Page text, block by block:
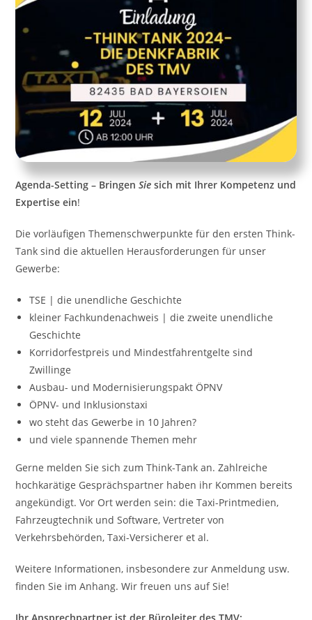
Agenda-Setting – BringenSiesich mit Ihrer Kompetenz und
Expertise ein!
Die vorläufigen Themenschwerpunkte für den ersten Think-
Tank sind die aktuellen Herausforderungen für unser
Gewerbe:
TSE | die unendliche Geschichte
kleiner Fachkundenachweis | die zweite unendliche
Geschichte
Korridorfestpreis und Mindestfahrentgelte sind
Zwillinge
Ausbau- und Modernisierungspakt ÖPNV
ÖPNV- und Inklusionstaxi
wo steht das Gewerbe in 10 Jahren?
und viele spannende Themen mehr
Gerne melden Sie sich zum Think-Tank an. Zahlreiche
hochkarätige Gesprächspartner haben ihr Kommen bereits
angekündigt. Vor Ort werden sein: die Taxi-Printmedien,
Fahrzeugtechnik und Software, Vertreter von
Verkehrsbehörden, Taxi-Versicherer et al.
Weitere Informationen, insbesondere zur Anmeldung usw.
finden Sie im Anhang. Wir freuen uns auf Sie!